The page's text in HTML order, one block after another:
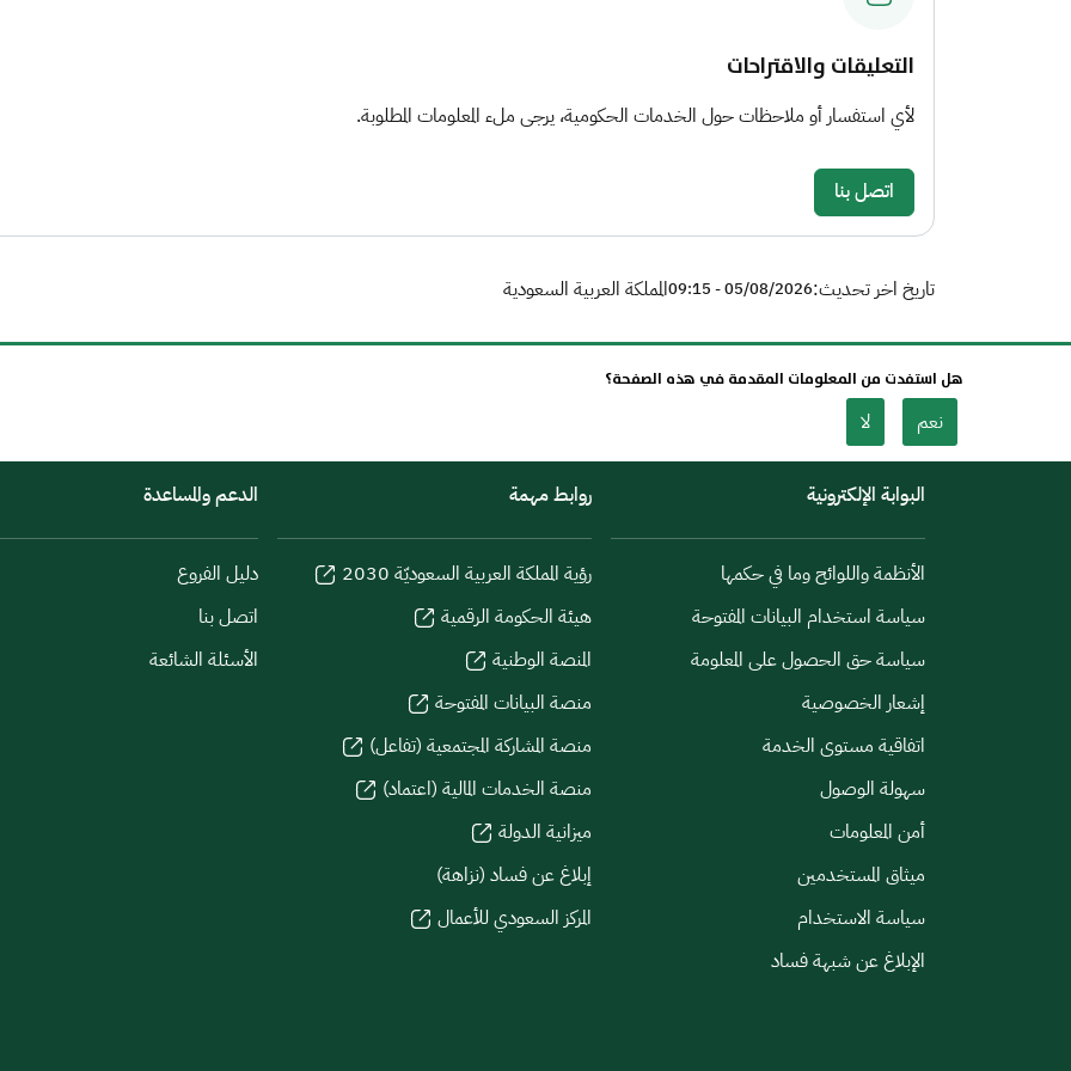
التعليقات والاقتراحات
لأي استفسار أو ملاحظات حول الخدمات الحكومية، يرجى ملء المعلومات المطلوبة.
اتصل بنا
تاريخ اخر تحديث:05/08/2026 - 09:15 المملكة العربية السعودية
هل استفدت من المعلومات المقدمة في هذه الصفحة؟
نعم لا
البوابة الإلكترونية
الأنظمة واللوائح وما في حكمها
سياسة استخدام البيانات المفتوحة
سياسة حق الحصول على المعلومة
إشعار الخصوصية
اتفاقية مستوى الخدمة
سهولة الوصول
أمن المعلومات
ميثاق المستخدمين
سياسة الاستخدام
الإبلاغ عن شبهة فساد
روابط مهمة
رؤية المملكة العربية السعوديّة 2030
هيئة الحكومة الرقمية
المنصة الوطنية
منصة البيانات المفتوحة
منصة المشاركة المجتمعية (تفاعل)
منصة الخدمات المالية (اعتماد)
ميزانية الدولة
إبلاغ عن فساد (نزاهة)
المركز السعودي للأعمال
الدعم والمساعدة
دليل الفروع
اتصل بنا
الأسئلة الشائعة